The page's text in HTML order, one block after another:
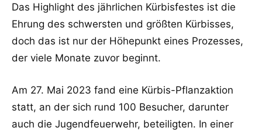
Das Highlight des jährlichen Kürbisfestes ist die
Ehrung des schwersten und größten Kürbisses,
doch das ist nur der Höhepunkt eines Prozesses,
der viele Monate zuvor beginnt.
Am 27. Mai 2023 fand eine Kürbis-Pflanzaktion
statt, an der sich rund 100 Besucher, darunter
auch die Jugendfeuerwehr, beteiligten. In einer